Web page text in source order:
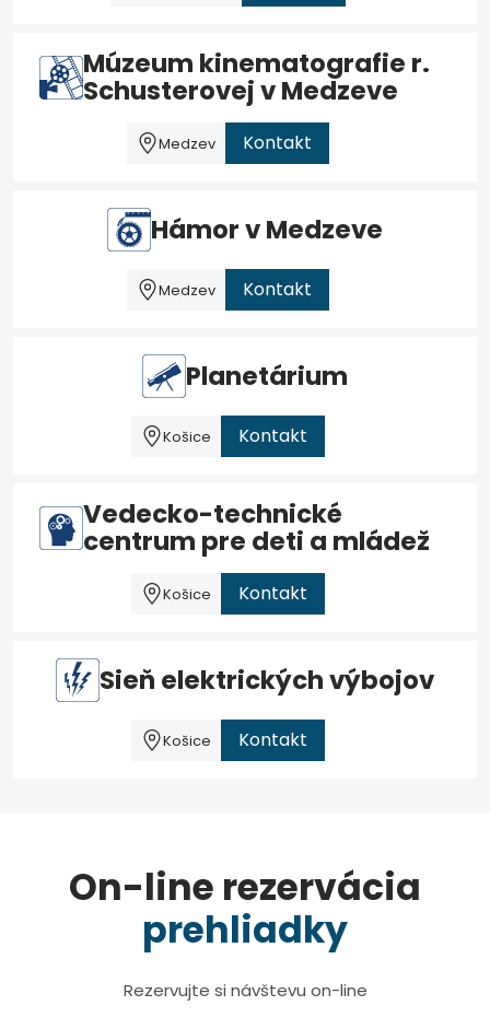
Múzeum kinematografie r.
Schusterovej v Medzeve
Medzev Kontakt
Hámor v Medzeve
Medzev Kontakt
Planetárium
Košice Kontakt
Vedecko-technické
centrum pre deti a mládež
Košice Kontakt
Sieň elektrických výbojov
Košice Kontakt
On-line rezervácia
prehliadky
Rezervujte si návštevu on-line